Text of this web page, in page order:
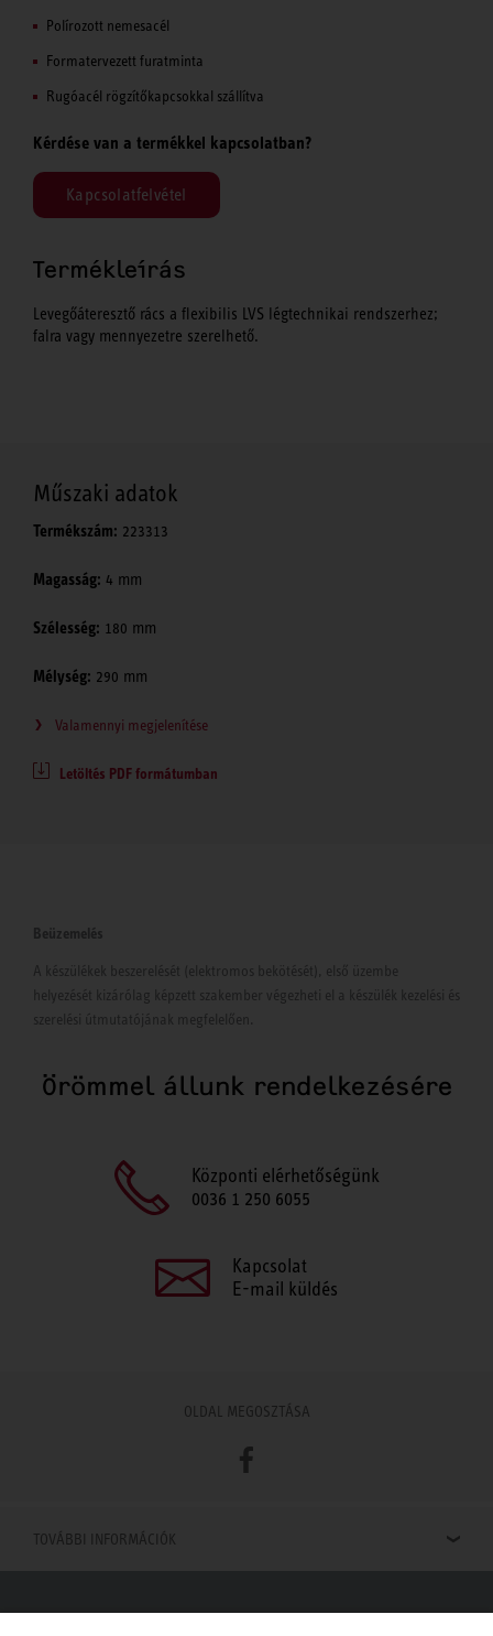
Polírozott nemesacél
Formatervezett furatminta
Rugóacél rögzítőkapcsokkal szállítva
Kérdése van a termékkel kapcsolatban?
Kapcsolatfelvétel
Termékleírás
Levegőáteresztő rács a flexibilis LVS légtechnikai rendszerhez;
falra vagy mennyezetre szerelhető.
Műszaki adatok
Termékszám: 223313
Magasság: 4 mm
Szélesség: 180 mm
Mélység: 290 mm
Valamennyi megjelenítése
Letöltés PDF formátumban
Beüzemelés
A készülékek beszerelését (elektromos bekötését), első üzembe
helyezését kizárólag képzett szakember végezheti el a készülék kezelési és
szerelési útmutatójának megfelelően.
Örömmel állunk rendelkezésére
Központi elérhetőségünk
0036 1 250 6055
Kapcsolat
E-mail küldés
OLDAL MEGOSZTÁSA
Facebook
TOVÁBBI INFORMÁCIÓK